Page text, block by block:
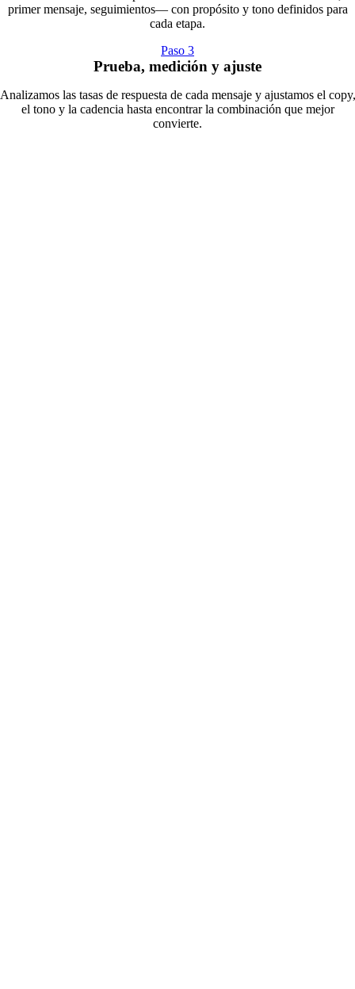
primer mensaje, seguimientos— con propósito y tono definidos para
cada etapa.
Paso 3
Prueba, medición y ajuste
Analizamos las tasas de respuesta de cada mensaje y ajustamos el copy,
el tono y la cadencia hasta encontrar la combinación que mejor
convierte.